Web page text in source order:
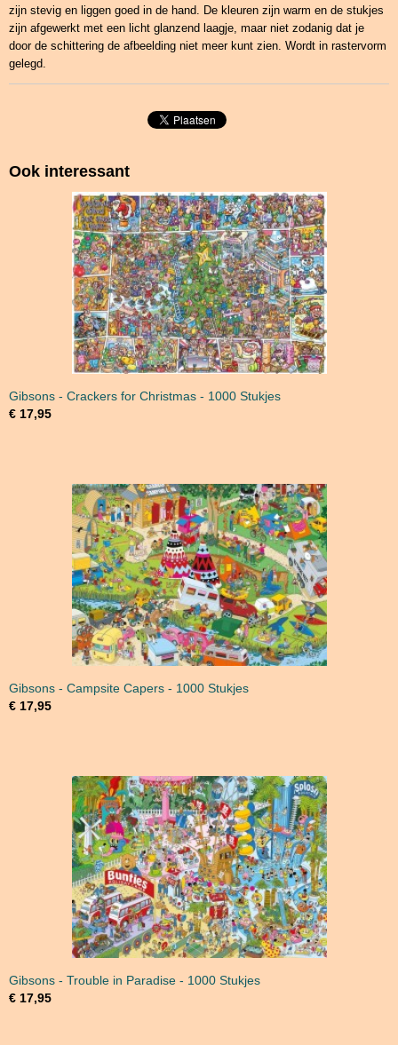
zijn stevig en liggen goed in de hand. De kleuren zijn warm en de stukjes
zijn afgewerkt met een licht glanzend laagje, maar niet zodanig dat je
door de schittering de afbeelding niet meer kunt zien. Wordt in rastervorm
gelegd.
Ook interessant
Gibsons - Crackers for Christmas - 1000 Stukjes
€ 17,95
Gibsons - Campsite Capers - 1000 Stukjes
€ 17,95
Gibsons - Trouble in Paradise - 1000 Stukjes
€ 17,95